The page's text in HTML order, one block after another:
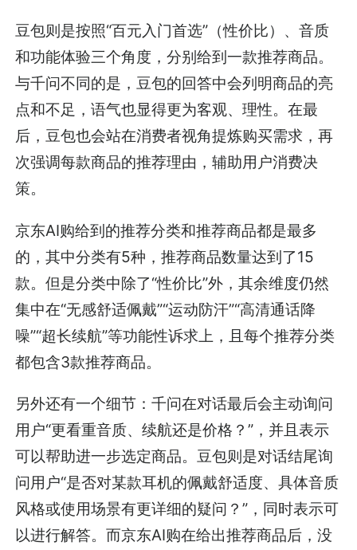
豆包则是按照“百元入门首选”（性价比）、音质
和功能体验三个角度，分别给到一款推荐商品。
与千问不同的是，豆包的回答中会列明商品的亮
点和不足，语气也显得更为客观、理性。在最
后，豆包也会站在消费者视角提炼购买需求，再
次强调每款商品的推荐理由，辅助用户消费决
策。
京东AI购给到的推荐分类和推荐商品都是最多
的，其中分类有5种，推荐商品数量达到了15
款。但是分类中除了“性价比”外，其余维度仍然
集中在“无感舒适佩戴”“运动防汗”“高清通话降
噪”“超长续航”等功能性诉求上，且每个推荐分类
都包含3款推荐商品。
另外还有一个细节：千问在对话最后会主动询问
用户“更看重音质、续航还是价格？”，并且表示
可以帮助进一步选定商品。豆包则是对话结尾询
问用户“是否对某款耳机的佩戴舒适度、具体音质
风格或使用场景有更详细的疑问？”，同时表示可
以进行解答。而京东AI购在给出推荐商品后，没